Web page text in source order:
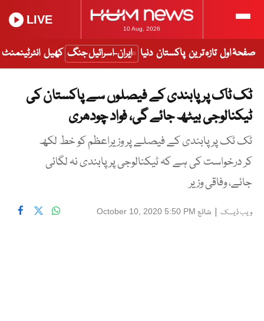
10 Aug, 2026
LIVE
صفحۂ اول تازہ ترین پاکستان دنیا ایران-اسرائیل جنگ کھیل انٹرٹینمنٹ
ٹک ٹاک پر پابندی کے فیصلوں سے پاکستان کی
ٹیکنالوجی بیٹھ جائے گی، فواد چودھری
ٹک ٹک پر پابندی کے فیصلے پر وزیراعظم کو خط لکھ
کر درخواست کی ہے کہ ٹیکنالوجی پر پابندی نہ لگائی
جائے، وفاقی وزیر
ویب ڈیسک | شائع October 10, 2020 5:50 PM